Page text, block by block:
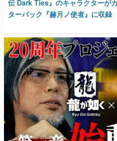
カテゴリ
特集記事
マンガ
女性向け
アプリレビュー
その他
伝 Dark Ties』のキャラクターが
ターパック『赫月ノ使者』に収録